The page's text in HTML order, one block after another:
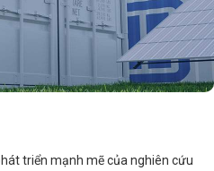
triển mạnh mẽ của nghiên cứu